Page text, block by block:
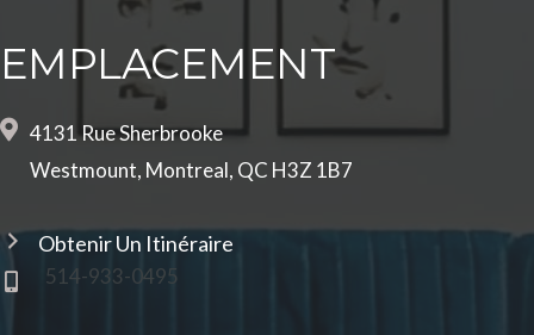
EMPLACEMENT
4131 Rue Sherbrooke
Westmount, Montreal, QC H3Z 1B7
Obtenir Un Itinéraire
514-933-0495